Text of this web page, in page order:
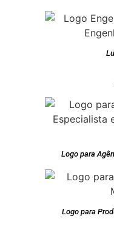
Logo para
Logo para